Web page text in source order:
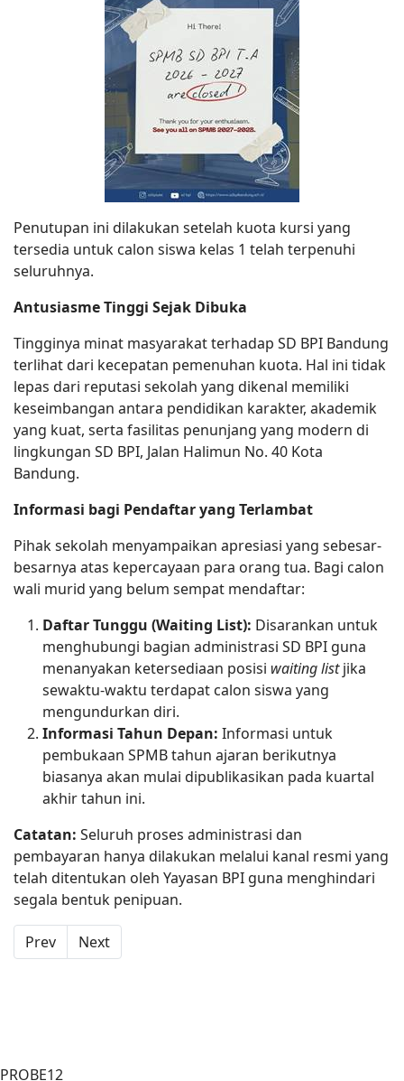
Penutupan ini dilakukan setelah kuota kursi yang
tersedia untuk calon siswa kelas 1 telah terpenuhi
seluruhnya.
Antusiasme Tinggi Sejak Dibuka
Tingginya minat masyarakat terhadap SD BPI Bandung
terlihat dari kecepatan pemenuhan kuota. Hal ini tidak
lepas dari reputasi sekolah yang dikenal memiliki
keseimbangan antara pendidikan karakter, akademik
yang kuat, serta fasilitas penunjang yang modern di
lingkungan SD BPI, Jalan Halimun No. 40 Kota
Bandung.
Informasi bagi Pendaftar yang Terlambat
Pihak sekolah menyampaikan apresiasi yang sebesar-
besarnya atas kepercayaan para orang tua. Bagi calon
wali murid yang belum sempat mendaftar:
Daftar Tunggu (Waiting List): Disarankan untuk
menghubungi bagian administrasi SD BPI guna
menanyakan ketersediaan posisi waiting listjika
sewaktu-waktu terdapat calon siswa yang
mengundurkan diri.
Informasi Tahun Depan: Informasi untuk
pembukaan SPMB tahun ajaran berikutnya
biasanya akan mulai dipublikasikan pada kuartal
akhir tahun ini.
Catatan: Seluruh proses administrasi dan
pembayaran hanya dilakukan melalui kanal resmi yang
telah ditentukan oleh Yayasan BPI guna menghindari
segala bentuk penipuan.
Previous article: Tingkatkan Literasi, 50 Siswa SD BPI
Prev Next article: Siswa-siswi SD BPI Dominasi
Next